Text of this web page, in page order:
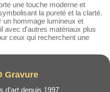
une touche moderne et
la pureté et la clarté.
un hommage lumineux et
avec d'autres matériaux plus
ceux qui recherchent une
Gravure
d’art depuis 1997